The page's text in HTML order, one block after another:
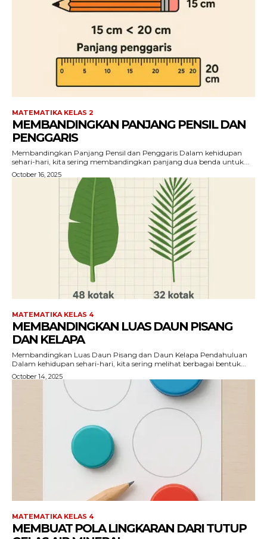
MATEMATIKA KELAS 2
MEMBANDINGKAN PANJANG PENSIL DAN
PENGGARIS
Membandingkan Panjang Pensil dan Penggaris Dalam kehidupan
sehari-hari, kita sering membandingkan panjang dua benda untuk...
October 16, 2025
MATEMATIKA KELAS 4
MEMBANDINGKAN LUAS DAUN PISANG
DAN KELAPA
Membandingkan Luas Daun Pisang dan Daun Kelapa Pendahuluan
Dalam kehidupan sehari-hari, kita sering melihat berbagai bentuk...
October 14, 2025
MATEMATIKA KELAS 4
MEMBUAT POLA LINGKARAN DARI TUTUP